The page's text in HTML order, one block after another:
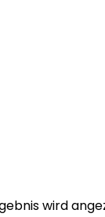
wird